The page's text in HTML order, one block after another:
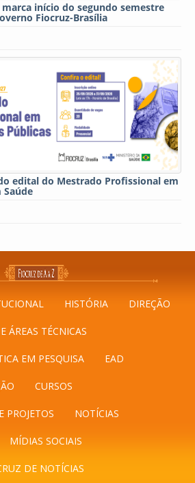
início do segundo semestre
Fiocruz-Brasília
edital do Mestrado Profissional em
Saúde
HISTÓRIA DIREÇÃO
ÁREAS TÉCNICAS
EM PESQUISA EAD
CURSOS
PROJETOS NOTÍCIAS
MÍDIAS SOCIAIS
DE NOTÍCIAS